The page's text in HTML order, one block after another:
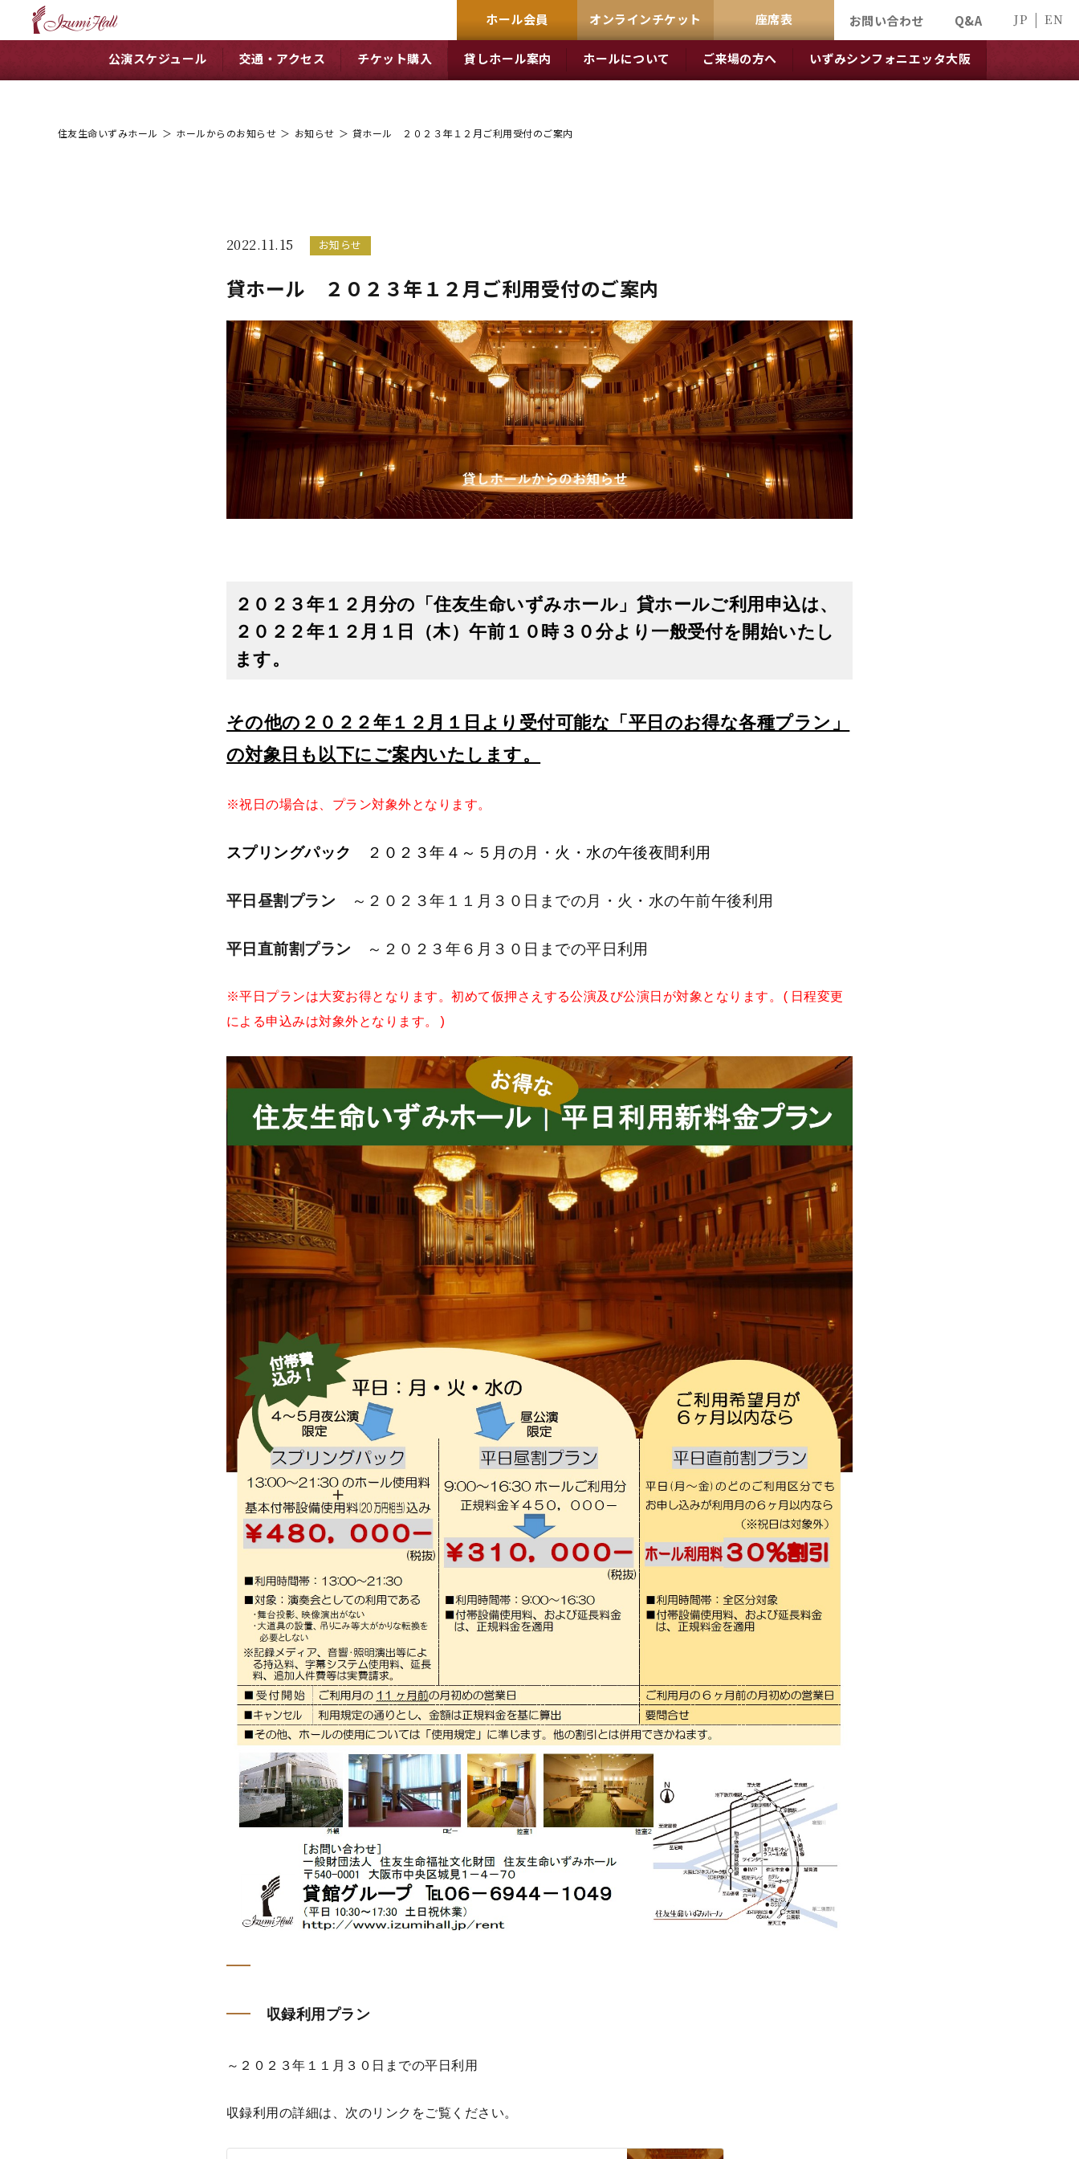
ホール会員 オンラインチケット 座席表 お問い合わせ Q&A JP EN
公演スケジュール 交通・アクセス チケット購入 貸しホール案内 ホールについて ご来場の方へ いずみシンフォニエッタ大阪
住友生命いずみホール ＞ ホールからのお知らせ ＞ お知らせ ＞ 貸ホール ２０２３年１２月ご利用受付のご案内
2022.11.15 お知らせ
貸ホール ２０２３年１２月ご利用受付のご案内
２０２３年１２月分の「住友生命いずみホール」貸ホールご利用申込は、
２０２２年１２月１日（木）午前１０時３０分より一般受付を開始いたし
ます。
その他の２０２２年１２月１日より受付可能な「平日のお得な各種プラン」
の対象日も以下にご案内いたします。
※祝日の場合は、プラン対象外となります。
スプリングパック ２０２３年４～５月の月・火・水の午後夜間利用
平日昼割プラン ～２０２３年１１月３０日までの月・火・水の午前午後利用
平日直前割プラン ～２０２３年６月３０日までの平日利用
※平日プランは大変お得となります。初めて仮押さえする公演及び公演日が対象となります。(日程変更
による申込みは対象外となります。)
収録利用プラン
～２０２３年１１月３０日までの平日利用
収録利用の詳細は、次のリンクをご覧ください。